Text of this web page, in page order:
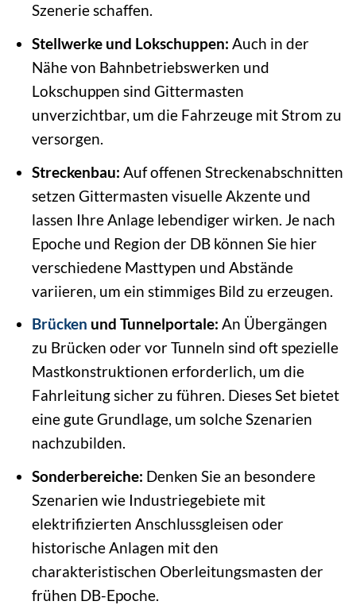
Szenerie schaffen.
Stellwerke und Lokschuppen: Auch in der
Nähe von Bahnbetriebswerken und
Lokschuppen sind Gittermasten
unverzichtbar, um die Fahrzeuge mit Strom zu
versorgen.
Streckenbau: Auf offenen Streckenabschnitten
setzen Gittermasten visuelle Akzente und
lassen Ihre Anlage lebendiger wirken. Je nach
Epoche und Region der DB können Sie hier
verschiedene Masttypen und Abstände
variieren, um ein stimmiges Bild zu erzeugen.
Brücken und Tunnelportale: An Übergängen
zu Brücken oder vor Tunneln sind oft spezielle
Mastkonstruktionen erforderlich, um die
Fahrleitung sicher zu führen. Dieses Set bietet
eine gute Grundlage, um solche Szenarien
nachzubilden.
Sonderbereiche: Denken Sie an besondere
Szenarien wie Industriegebiete mit
elektrifizierten Anschlussgleisen oder
historische Anlagen mit den
charakteristischen Oberleitungsmasten der
frühen DB-Epoche.